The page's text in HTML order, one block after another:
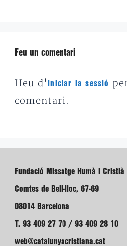
Feu un comentari
Heu d'iniciar la sessió
comentari.
Fundació Missatge Humà i Cristià
Comtes de Bell-lloc, 67-69
08014 Barcelona
T. 93 409 27 70 / 93 409 28 10
web@catalunyacristiana.cat